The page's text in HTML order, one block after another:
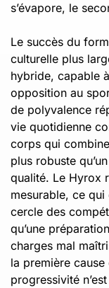
s’évapore, le
Le succès du
culturelle plus
hybride, capable
opposition au
de polyvalence
vie quotidienne
corps qui
plus robuste
qualité. Le Hyrox
mesurable, ce
cercle des
qu’une
charges mal
la première
progressivité